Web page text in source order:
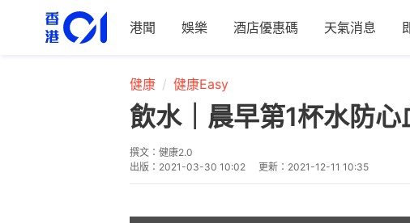
港聞 娛樂 酒店優惠碼 天氣消息
健康 健康Easy
飲水｜晨早第1杯水防
撰文： 健康2.0
出版： 2021-03-30 10:02 更新： 2021-12-11 10:35